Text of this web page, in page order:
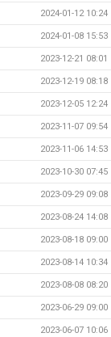
2024-01-12 10:24
2024-01-08 15:53
2023-12-21 08:01
2023-12-19 08:18
2023-12-05 12:24
2023-11-07 09:54
2023-11-06 14:53
2023-10-30 07:45
2023-09-29 09:08
2023-08-24 14:08
2023-08-18 09:00
2023-08-14 10:34
2023-08-08 08:20
2023-06-29 09:00
2023-06-07 10:06